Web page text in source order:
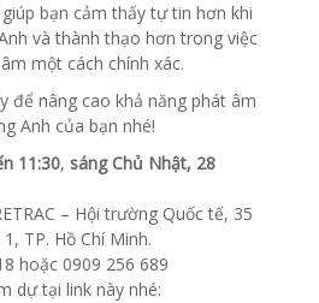
bạn cảm thấy tự tin hơn khi
và thành thạo hơn trong việc
một cách chính xác.
để nâng cao khả năng phát âm
Anh của bạn nhé!
11:30, sáng Chủ Nhật, 28
– Hội trường Quốc tế, 35
TP. Hồ Chí Minh.
hoặc 0909 256 689
dự tại link này nhé: